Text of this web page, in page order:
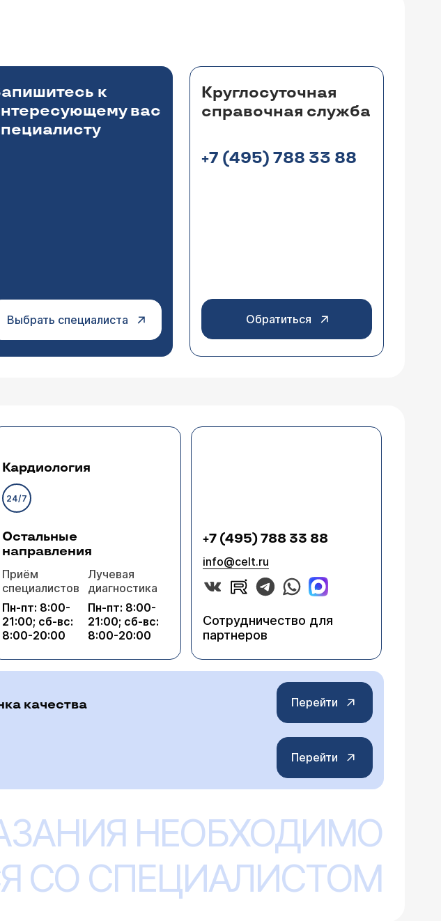
к
вас
Выбрать специалиста
Круглосуточная
справочная служба
+7 (495) 788 33 88
Обратиться
Кардиология
24/7
Остальные
направления
Приём
специалистов
Пн-пт: 8:00-
21:00; сб-вс:
8:00-20:00
Лучевая
диагностика
Пн-пт: 8:00-
21:00; сб-вс:
8:00-20:00
+7 (495) 788 33 88
info@celt.ru
Сотрудничество для
партнеров
качества Перейти
Перейти
НЕОБХОДИМО
СО СПЕЦИАЛИСТОМ